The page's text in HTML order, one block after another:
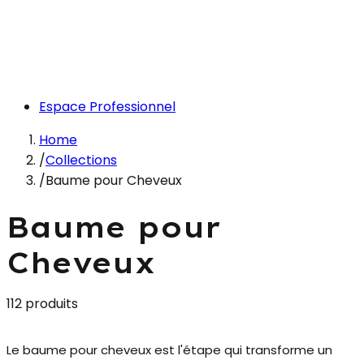
Espace Professionnel
Home
/Collections
/Baume pour Cheveux
Baume pour
Cheveux
112 produits
Le baume pour cheveuxest l'étape qui transforme un